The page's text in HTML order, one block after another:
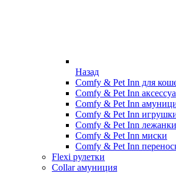
Назад
Comfy & Pet Inn для
Comfy & Pet Inn
Comfy & Pet Inn
Comfy & Pet Inn
Comfy & Pet Inn лежанки
Comfy & Pet Inn миски
Comfy & Pet Inn
Flexi рулетки
Collar амуниция